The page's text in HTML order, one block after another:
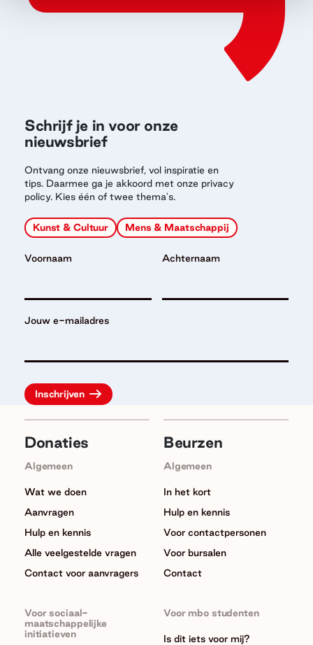
Schrijf je in voor onze
nieuwsbrief
Ontvang onze nieuwsbrief, vol inspiratie en
tips. Daarmee ga je akkoord met onze privacy
policy. Kies één of twee thema's.
Kunst & Cultuur Mens & Maatschappij
Jouw e-mailadres
Voornaam Achternaam
Donaties
Algemeen
Wat we doen
Aanvragen
Hulp en kennis
Alle veelgestelde vragen
Contact voor aanvragers
Voor sociaal-
maatschappelijke
initiatieven
Beurzen
Algemeen
In het kort
Hulp en kennis
Voor contactpersonen
Voor bursalen
Contact
Voor mbo studenten
Is dit iets voor mij?